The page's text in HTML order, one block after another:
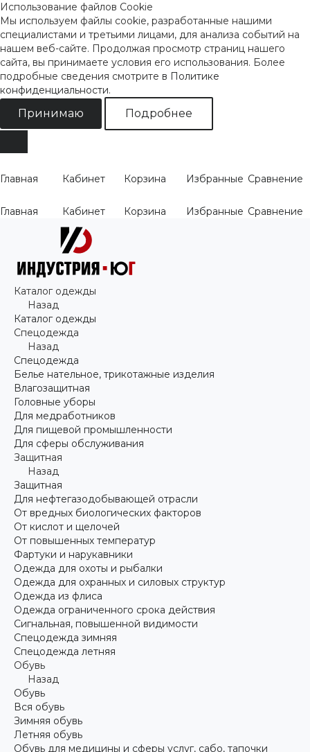
Использование файлов Cookie
Мы используем файлы cookie, разработанные нашими
специалистами и третьими лицами, для анализа событий на
нашем веб-сайте. Продолжая просмотр страниц нашего
сайта, вы принимаете условия его использования. Более
подробные сведения смотрите в Политике
конфиденциальности.
Принимаю Подробнее
Главная Кабинет Корзина Избранные Сравнение
Главная Кабинет Корзина Избранные Сравнение
Каталог одежды
Назад
Каталог одежды
Спецодежда
Назад
Спецодежда
Белье нательное, трикотажные изделия
Влагозащитная
Головные уборы
Для медработников
Для пищевой промышленности
Для сферы обслуживания
Защитная
Назад
Защитная
Для нефтегазодобывающей отрасли
От вредных биологических факторов
От кислот и щелочей
От повышенных температур
Фартуки и нарукавники
Одежда для охоты и рыбалки
Одежда для охранных и силовых структур
Одежда из флиса
Одежда ограниченного срока действия
Сигнальная, повышенной видимости
Спецодежда зимняя
Спецодежда летняя
Обувь
Назад
Обувь
Вся обувь
Зимняя обувь
Летняя обувь
Обувь для медицины и сферы услуг, сабо, тапочки